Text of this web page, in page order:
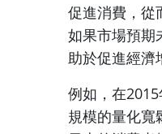
促進消費，從
如果市場預期
助於促進經濟
例如，在
規模的量化寬